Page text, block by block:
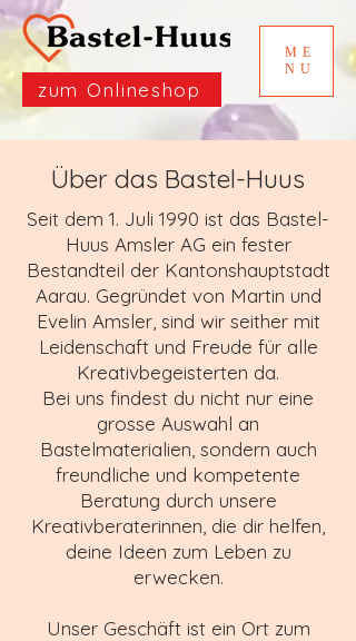
ME
NU
zum Onlineshop
Über das Bastel-Huus
Seit dem 1. Juli 1990 ist das Bastel-
Huus Amsler AG ein fester
Bestandteil der Kantonshauptstadt
Aarau. Gegründet von Martin und
Evelin Amsler, sind wir seither mit
Leidenschaft und Freude für alle
Kreativbegeisterten da.
Bei uns findest du nicht nur eine
grosse Auswahl an
Bastelmaterialien, sondern auch
freundliche und kompetente
Beratung durch unsere
Kreativberaterinnen, die dir helfen,
deine Ideen zum Leben zu
erwecken.
Unser Geschäft ist ein Ort zum